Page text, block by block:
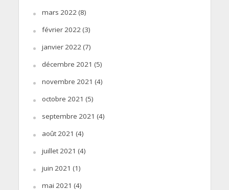
mars 2022(8)
février 2022(3)
janvier 2022(7)
décembre 2021 (5)
novembre 2021 (4)
octobre 2021 (5)
septembre 2021 (4)
août 2021 (4)
juillet 2021 (4)
juin 2021 (1)
mai 2021 (4)